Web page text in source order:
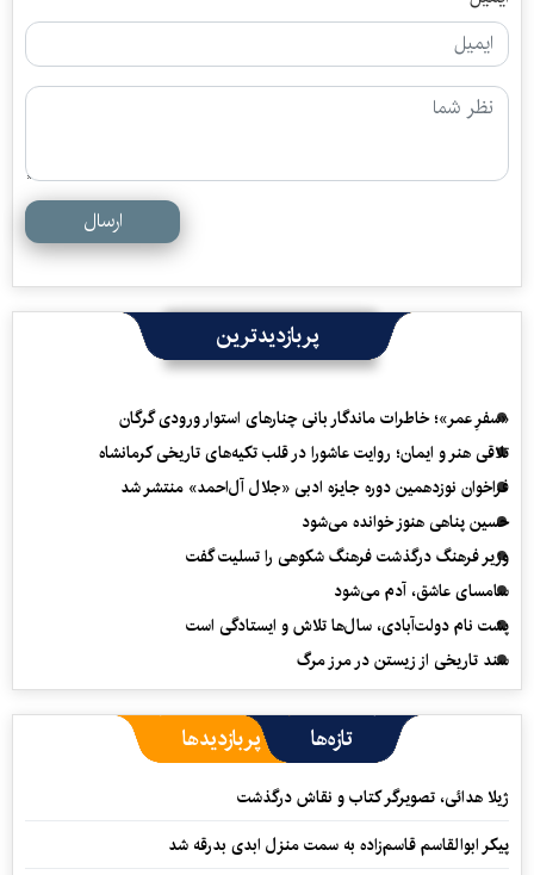
ارسال
پربازدیدترین
«سفرِ عمر»؛ خاطرات ماندگار بانی چنارهای استوار ورودی گرگان
تلاقی هنر و ایمان؛ روایت عاشورا در قلب تکیه‌های تاریخی کرمانشاه
فراخوان نوزدهمین دوره جایزه ادبی «جلال آل‌احمد» منتشر شد
حسین پناهی هنوز خوانده می‌شود
وزیر فرهنگ درگذشت فرهنگ شکوهی را تسلیت گفت
سامسای عاشق، آدم می‌شود
پشت نام دولت‌آبادی، سال‌ها تلاش و ایستادگی است
سند تاریخی از زیستن در مرز مرگ
تازه‌ها پربازدیدها
ژیلا هدائی، تصویرگر کتاب و نقاش درگذشت
پیکر ابوالقاسم قاسم‌زاده به سمت منزل ابدی بدرقه شد